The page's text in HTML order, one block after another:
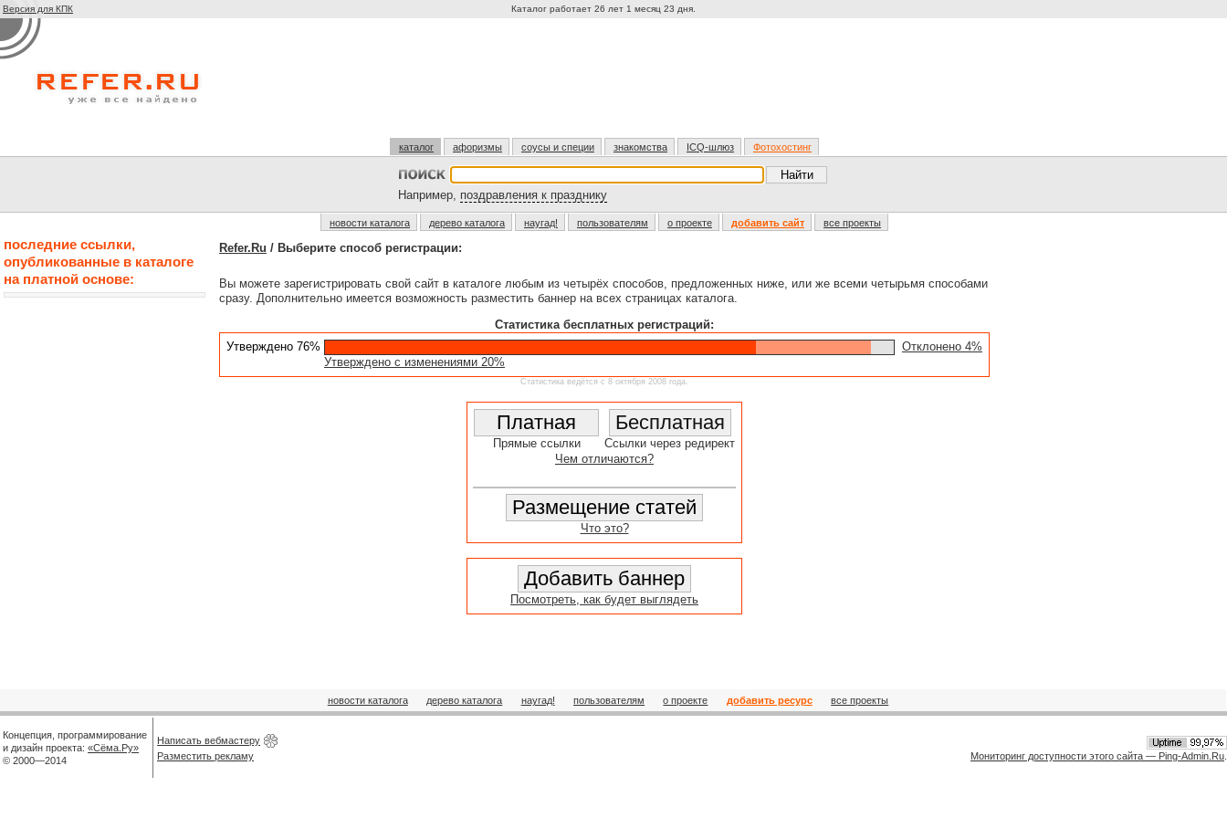
Версия для КПК Каталог работает 26 лет 1 месяц 23 дня.
каталог афоризмы соусы и специи знакомства ICQ-шлюз Фотохостинг
Например, поздравления к празднику
новости каталога дерево каталога наугад! пользователям о проекте добавить сайт все проекты
последние ссылки,
опубликованные в каталоге
на платной основе:
Refer.Ru / Выберите способ регистрации:
Вы можете зарегистрировать свой сайт в каталоге любым из четырёх способов, предложенных ниже, или же всеми четырьмя способами
сразу. Дополнительно имеется возможность разместить баннер на всех страницах каталога.
Статистика бесплатных регистраций:
Утверждено 76%
Отклонено 4%
Утверждено с изменениями 20%
Статистика ведётся с 8 октября 2008 года.
Прямые ссылки
Ссылки через редирект
Чем отличаются?
Что это?
Посмотреть, как будет выглядеть
новости каталога дерево каталога наугад! пользователям о проекте добавить ресурс все проекты
Концепция, программирование
и дизайн проекта: «Сёма.Ру»
© 2000—2014
Написать вебмастеру
Разместить рекламу
Мониторинг доступности этого сайта — Ping-Admin.Ru